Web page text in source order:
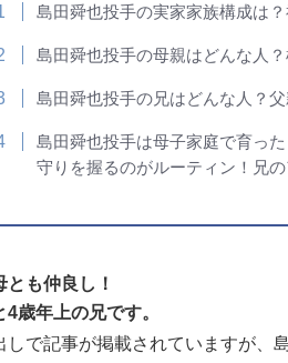
島田舜也投手の実家家族構成は？
島田舜也投手の母親はどんな人
島田舜也投手の兄はどんな人？
島田舜也投手は母子家庭で育っ
守りを握るのがルーティン！兄
も仲良し！
歳年上の兄です。
で記事が掲載されていますが、